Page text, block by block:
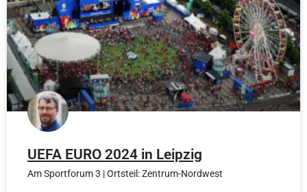
UEFA EURO 2024 in Leipzig
Am Sportforum 3 | Ortsteil: Zentrum-Nordwest